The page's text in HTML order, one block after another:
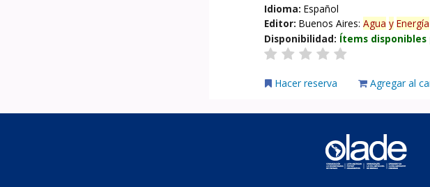
Idioma:Español
Editor:Buenos Aires:Agua y Energía
Disponibilidad: Ítems
Hacer reserva Agregar al